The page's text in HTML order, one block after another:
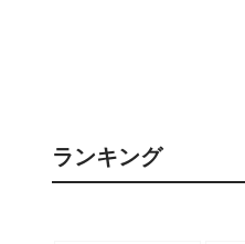
ランキング